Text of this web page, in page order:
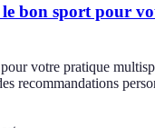
bon sport pour
votre pratique
recommandations